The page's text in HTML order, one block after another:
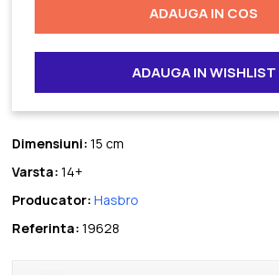
ADAUGA IN COS
ADAUGA IN WISHLIST
Dimensiuni: 15 cm
Varsta: 14+
Producator: Hasbro
Referinta: 19628